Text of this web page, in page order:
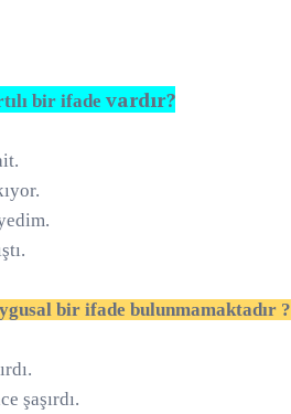
bir ifade vardır?
bir ifade bulunmamaktadır ?
şaşırdı.